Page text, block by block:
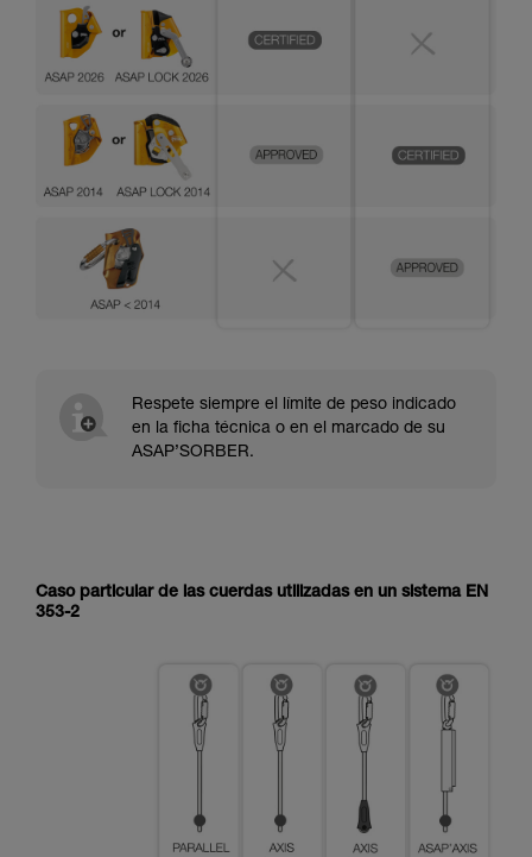
Respete siempre el límite de peso indicado
en la ficha técnica o en el marcado de su
ASAP’SORBER.
Caso particular de las cuerdas utilizadas en un sistema EN
353-2